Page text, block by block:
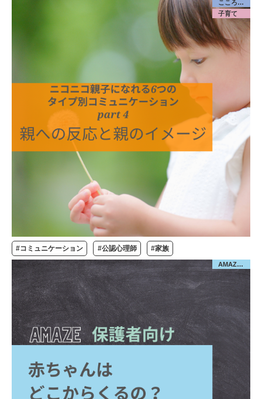
こころケア
子育て
#コミュニケーション #公認心理師 #家族
AMAZE／保護者向け